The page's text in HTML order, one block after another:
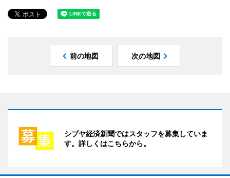
前の地図 次の地図
シブヤ経済新聞ではスタッフを募集していま
す。詳しくはこちらから。